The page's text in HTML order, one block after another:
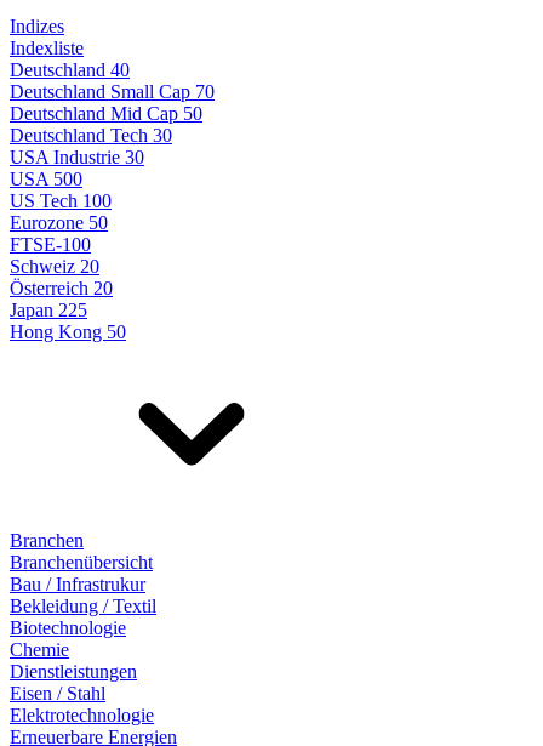
Indizes
Indexliste
Deutschland 40
Deutschland Small Cap 70
Deutschland Mid Cap 50
Deutschland Tech 30
USA Industrie 30
USA 500
US Tech 100
Eurozone 50
FTSE-100
Schweiz 20
Österreich 20
Japan 225
Hong Kong 50
Branchen
Branchenübersicht
Bau / Infrastrukur
Bekleidung / Textil
Biotechnologie
Chemie
Dienstleistungen
Eisen / Stahl
Elektrotechnologie
Erneuerbare Energien